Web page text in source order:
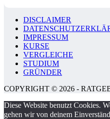
DISCLAIMER
IMPRESSUM
KURSE
VERGLEICHE
STUDIUM
GRÜNDER
COPYRIGHT © 2026 -
Diese Website benutzt Cookies.
gehen wir von deinem